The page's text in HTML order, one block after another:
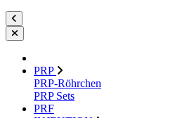
PRP
PRP-Röhrchen
PRP Sets
PRF